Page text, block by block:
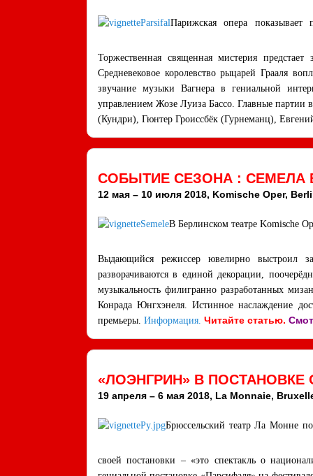
Парижская опера показывает
Торжественная священная мистерия
Средневековое королевство рыцарей Грааля
звучание музыки Вагнера в гениальной
управлением Жозе Луиза Бассо. Главные
(Кундри), Гюнтер Гроиссбёк (Гурнеманц),
СОБЫТИЕ СЕЗОНА : СЕМЕЛА
12 мая – 10 июля 2018, Komische Oper,
В Берлинском театре Komische
Выдающийся режиссер ювелирно выстроил
разворачиваются в единой декорации,
музыкальность филигранно разработанных
Конрада Юнгхэнеля. Истинное наслаждение
премьеры. Информация. Читайте статью.
«ЛОЭНГРИН» В
19 апреля – 6 мая 2018, La Monnaie,
Брюссельский театр Ла Монне
своей постановки – «это спектакль о